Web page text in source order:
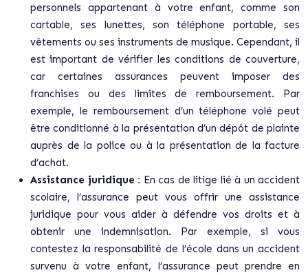
personnels appartenant à votre enfant, comme son
cartable, ses lunettes, son téléphone portable, ses
vêtements ou ses instruments de musique. Cependant, il
est important de vérifier les conditions de couverture,
car certaines assurances peuvent imposer des
franchises ou des limites de remboursement. Par
exemple, le remboursement d’un téléphone volé peut
être conditionné à la présentation d’un dépôt de plainte
auprès de la police ou à la présentation de la facture
d’achat.
Assistance juridique : En cas de litige lié à un accident
scolaire, l’assurance peut vous offrir une assistance
juridique pour vous aider à défendre vos droits et à
obtenir une indemnisation. Par exemple, si vous
contestez la responsabilité de l’école dans un accident
survenu à votre enfant, l’assurance peut prendre en